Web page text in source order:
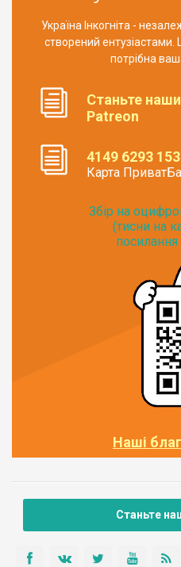
Україна Інкогніта -
створений
потрібна
Станьте
Patreon
4149 6293
Карта
Збір на
(тисни на
посилання
Наші
Станьте